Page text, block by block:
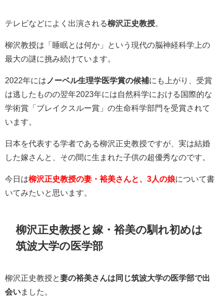
テレビなどによく出演される柳沢正史教授。
柳沢教授は「睡眠とは何か」という現代の脳神経科学上の
最大の謎に挑み続けています。
2022年には ノーベル生理学医学賞の候補にも上がり、受賞
は逃したものの翌年2023年には自然科学における国際的な
学術賞「ブレイクスルー賞」の生命科学部門を受賞されて
います。
日本を代表する学者である柳沢正史教授ですが、実は結婚
した嫁さんと、その間に生まれた子供の超優秀なのです。
今日は柳沢正史教授の妻・裕美さんと、3人の娘について書
いてみたいと思います。
柳沢正史教授と嫁・裕美の馴れ初めは
筑波大学の医学部
柳沢正史教授と妻の裕美さんは同じ筑波大学の医学部で出
会いました。